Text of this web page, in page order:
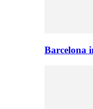
Barcelona